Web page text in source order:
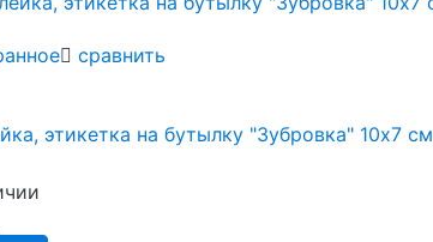
сравнить
этикетка на бутылку "Зубровка" 10х7 см